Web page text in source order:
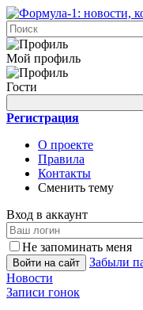
Мой профиль
Гости
Регистрация
О проекте
Правила
Контакты
Сменить тему
Вход в аккаунт
Не запоминать меня
Войти на сайт
Забыли
Новости
Записи гонок